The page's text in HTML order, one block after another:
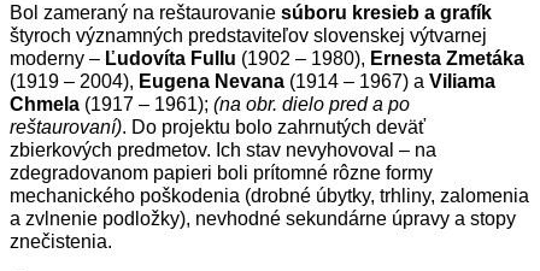
Bol zameraný na reštaurovanie súboru kresieb a grafík
štyroch významných predstaviteľov slovenskej výtvarnej
moderny – Ľudovíta Fullu (1902 – 1980), Ernesta Zmetáka
(1919 – 2004), Eugena Nevana (1914 – 1967) a Viliama
Chmela (1917 – 1961); (na obr. dielo pred a po
reštaurovaní). Do projektu bolo zahrnutých deväť
zbierkových predmetov. Ich stav nevyhovoval – na
zdegradovanom papieri boli prítomné rôzne formy
mechanického poškodenia (drobné úbytky, trhliny, zalomenia
a zvlnenie podložky), nevhodné sekundárne úpravy a stopy
znečistenia.